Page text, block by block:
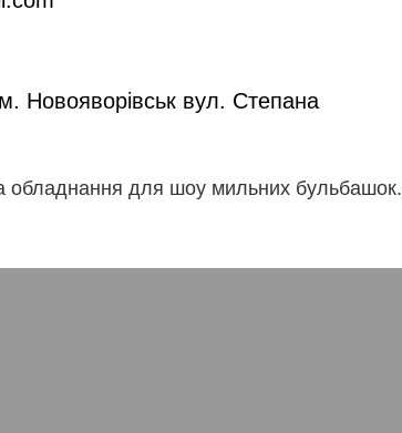
Новояворівськ вул. Степана
обладнання для шоу мильних бульбашок.